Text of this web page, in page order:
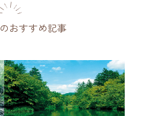
のおすすめ記事